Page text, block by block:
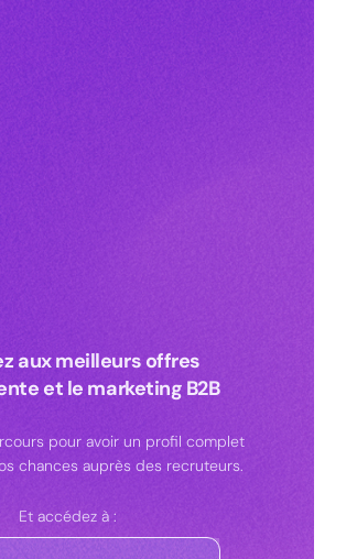
aux meilleurs offres
et le marketing B2B
pour avoir un profil complet
chances auprès des recruteurs.
Et accédez à :